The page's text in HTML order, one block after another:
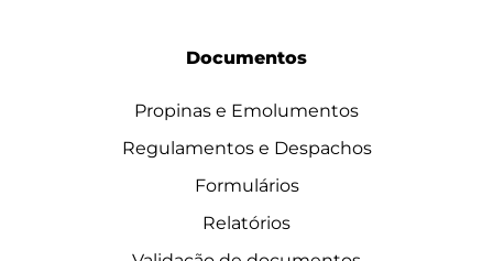
Documentos
Propinas e Emolumentos
Regulamentos e Despachos
Formulários
Relatórios